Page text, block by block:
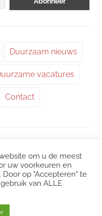
Duurzaam nieuws
vacatures
Contact
LinkedIn |Twitter
om u de meest
uw voorkeuren en
op "Accepteren" te
van ALLE